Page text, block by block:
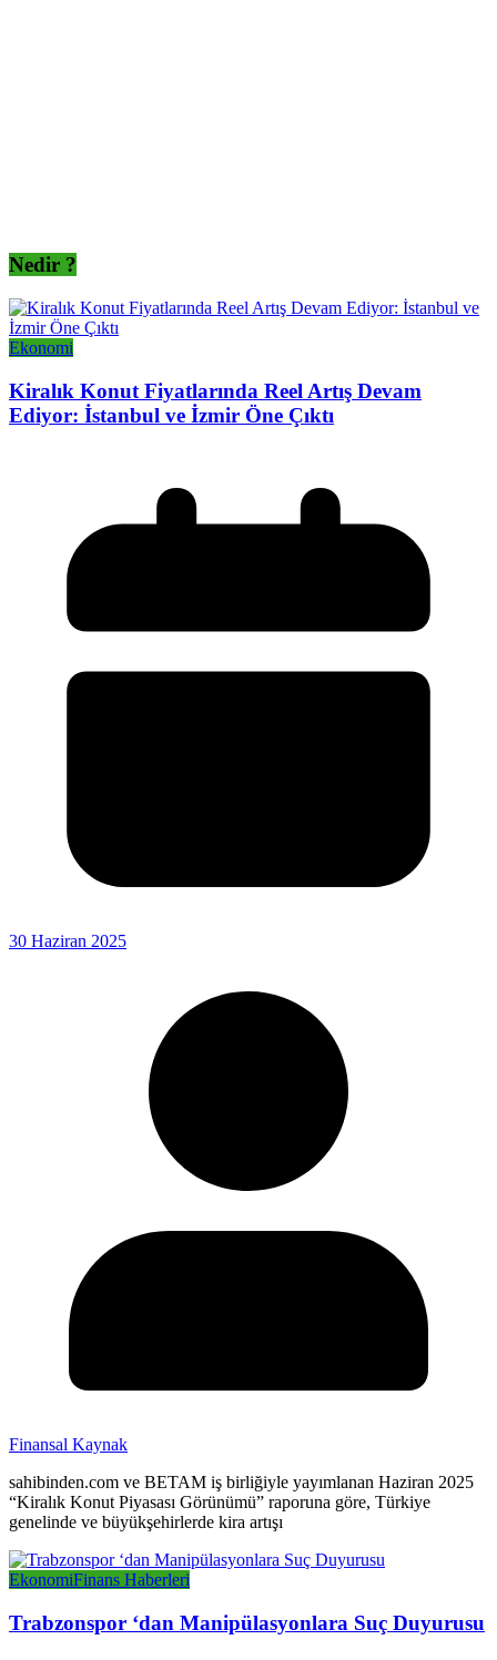
Nedir ?
Ekonomi
Kiralık Konut Fiyatlarında Reel Artış Devam
Ediyor: İstanbul ve İzmir Öne Çıktı
30 Haziran 2025
Finansal Kaynak
sahibinden.com ve BETAM iş birliğiyle yayımlanan Haziran 2025
“Kiralık Konut Piyasası Görünümü” raporuna göre, Türkiye
genelinde ve büyükşehirlerde kira artışı
EkonomiFinans Haberleri
Trabzonspor ‘dan Manipülasyonlara Suç Duyurusu